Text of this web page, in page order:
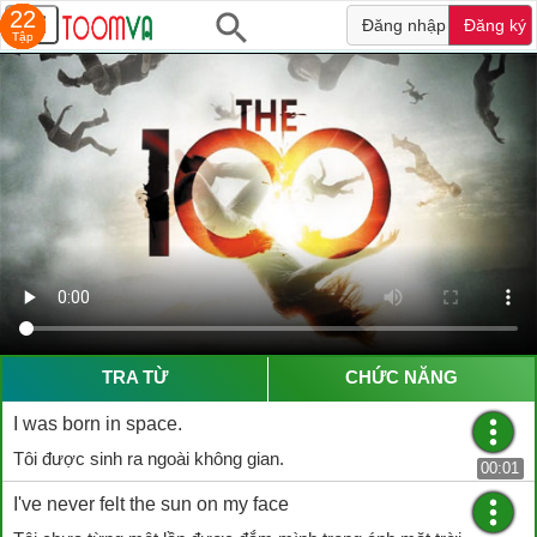
Đăng nhập Đăng ký
TRA TỪ CHỨC NĂNG
I was born in space.
Tôi được sinh ra ngoài không gian.
00:01
I've never felt the sun on my face
13
Tập
16
Tập
16
Tập
13
Tập
22
Tập
22
Tập
22
Tập